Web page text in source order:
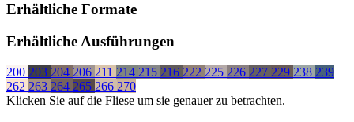
Erhältliche Formate
Erhältliche Ausführungen
200 203 204 206 211 214 215 216 222 225 226 227 229 238 239
262 263 264 265 266 270
Klicken Sie auf die Fliese um sie genauer zu betrachten.